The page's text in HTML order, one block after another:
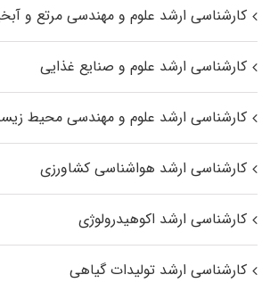
کارشناسی ارشد علوم و مهندسی مرتع و
کارشناسی ارشد علوم و صنایع غذایی
کارشناسی ارشد علوم و مهندسی محیط
کارشناسی ارشد هواشناسی کشاورزی
کارشناسی ارشد اکوهیدرولوژی
کارشناسی ارشد تولیدات گیاهی